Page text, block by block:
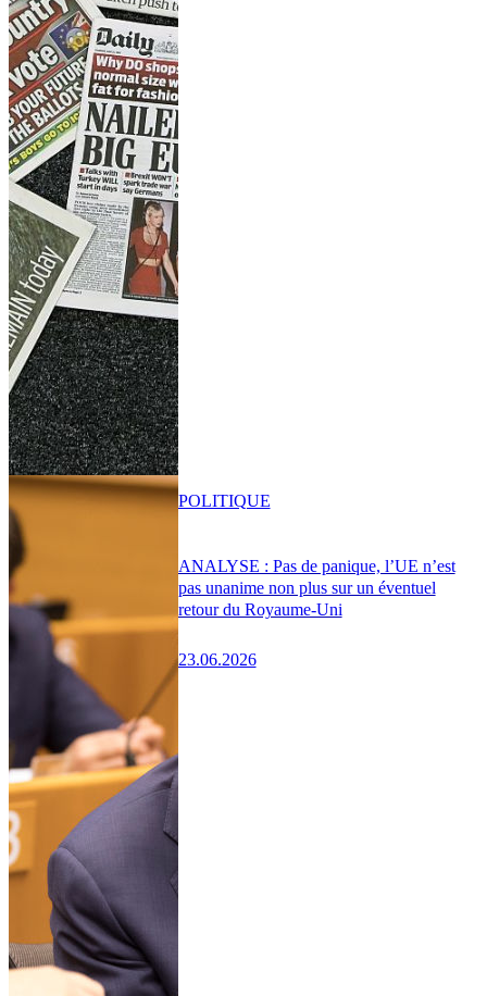
ANALYSE : Pas de panique, l’UE n’est
pas unanime non plus sur un éventuel
retour du Royaume-Uni
23.06.2026
POLITIQUE